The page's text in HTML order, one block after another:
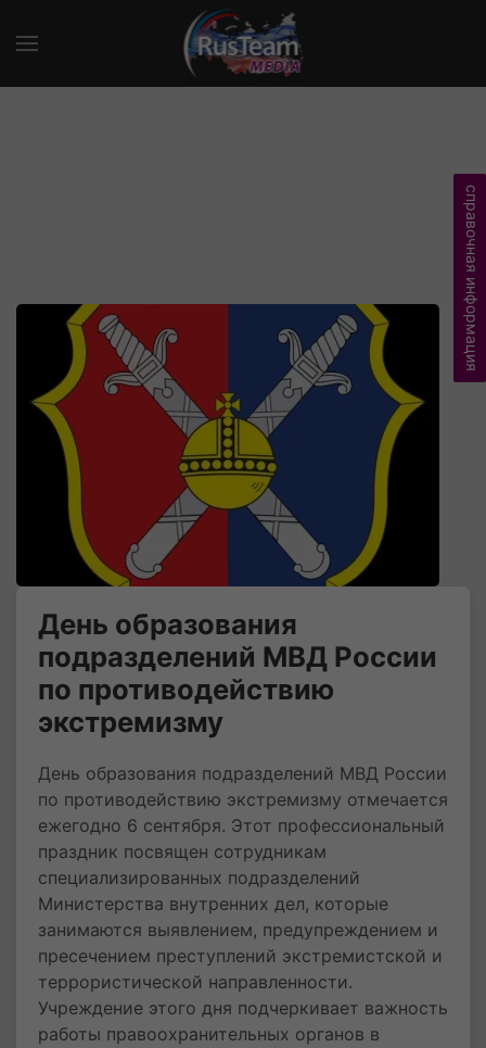
День образования
подразделений МВД России
по противодействию
экстремизму
День образования подразделений МВД России
по противодействию экстремизму отмечается
ежегодно 6 сентября. Этот профессиональный
праздник посвящен сотрудникам
специализированных подразделений
Министерства внутренних дел, которые
занимаются выявлением, предупреждением и
пресечением преступлений экстремистской и
террористической направленности.
Учреждение этого дня подчеркивает важность
работы правоохранительных органов в
справочная информация